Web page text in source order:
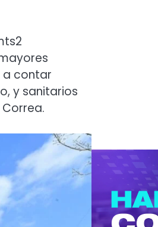
a contar
y sanitarios